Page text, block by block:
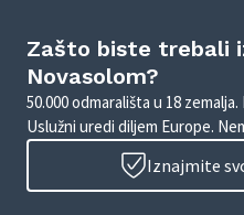
Zašto biste trebali
Novasolom?
50.000 odmarališta u 18
Uslužni uredi diljem Europe.
Iznajmite